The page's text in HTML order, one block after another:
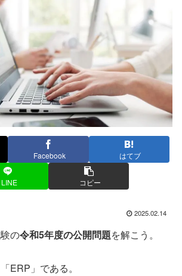
Facebook はてブ
LINE コピー
2025.02.14
の令和5年度の公開問題を解こう。
ERP」である。